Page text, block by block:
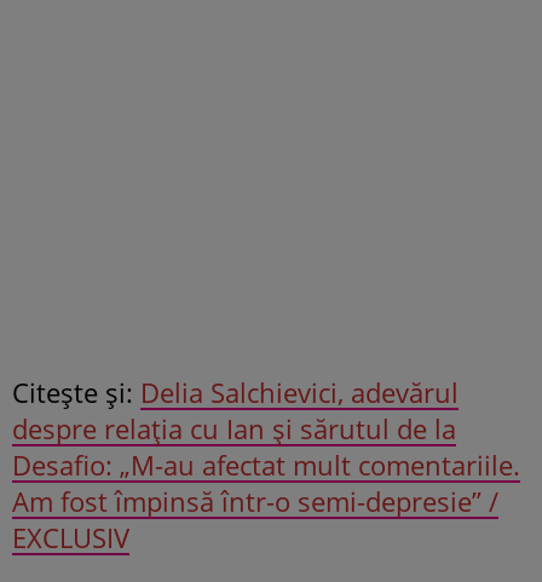
Citeşte şi: Delia Salchievici, adevărul
despre relaţia cu Ian şi sărutul de la
Desafio: „M-au afectat mult comentariile.
Am fost împinsă într-o semi-depresie” /
EXCLUSIV